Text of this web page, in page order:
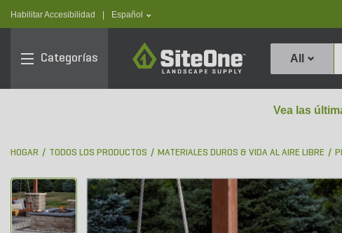
Habilitar Accesibilidad text.language
Español
Categorías
SiteOne
All
Vea las
HOGAR TODOS LOS PRODUCTOS MATERIALES DUROS & VIDA AL AIRE LIBRE